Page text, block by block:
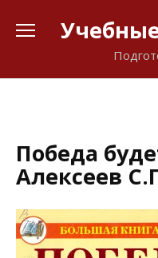
Победа
Алексеев